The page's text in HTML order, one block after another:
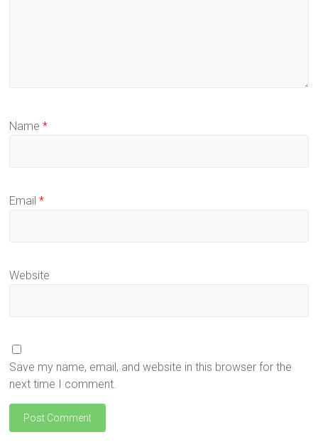
Name*
Email*
Website
Save my name, email, and website in this browser for the
next time I comment.